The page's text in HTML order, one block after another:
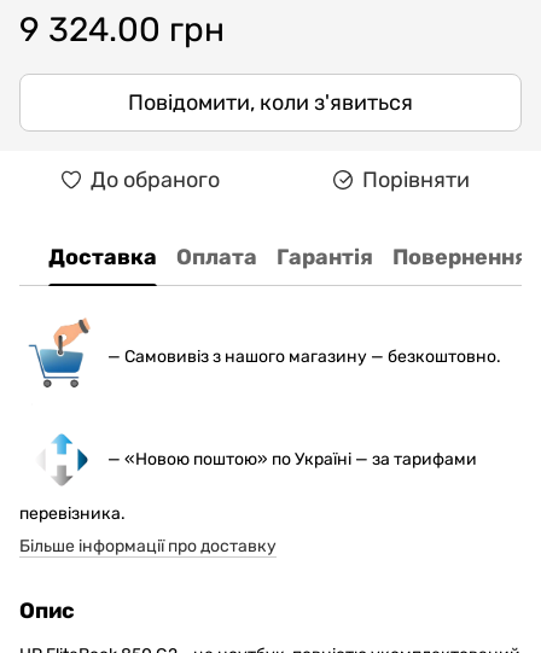
9 324.00 грн
Повідомити, коли з'явиться
До обраного Порівняти
Доставка Оплата Гарантія Повернення
— Самовивіз з нашого магазину — безкоштовно.
— «Новою поштою» по Україні — за тарифами
перевізника.
Більше інформації про доставку
Опис